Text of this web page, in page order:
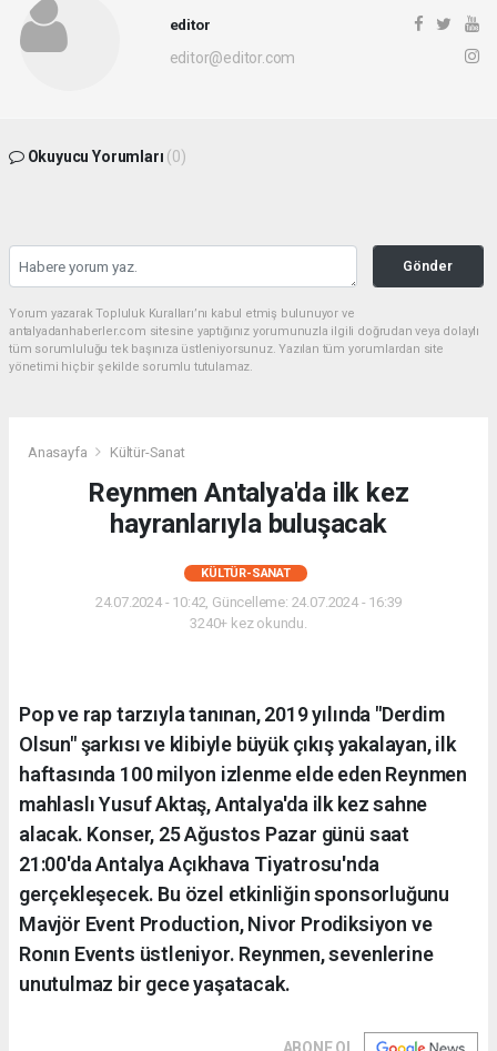
editor
editor@editor.com
Okuyucu Yorumları (0)
Gönder
Yorum yazarak Topluluk Kuralları’nı kabul etmiş bulunuyor ve
antalyadanhaberler.com sitesine yaptığınız yorumunuzla ilgili doğrudan veya dolaylı
tüm sorumluluğu tek başınıza üstleniyorsunuz. Yazılan tüm yorumlardan site
yönetimi hiçbir şekilde sorumlu tutulamaz.
Anasayfa Kültür-Sanat
Reynmen Antalya'da ilk kez
hayranlarıyla buluşacak
KÜLTÜR-SANAT
24.07.2024 - 10:42, Güncelleme: 24.07.2024 - 16:39
3240+ kez okundu.
Pop ve rap tarzıyla tanınan, 2019 yılında "Derdim
Olsun" şarkısı ve klibiyle büyük çıkış yakalayan, ilk
haftasında 100 milyon izlenme elde eden Reynmen
mahlaslı Yusuf Aktaş, Antalya'da ilk kez sahne
alacak. Konser, 25 Ağustos Pazar günü saat
21:00'da Antalya Açıkhava Tiyatrosu'nda
gerçekleşecek. Bu özel etkinliğin sponsorluğunu
Mavjör Event Production, Nivor Prodiksiyon ve
Ronın Events üstleniyor. Reynmen, sevenlerine
unutulmaz bir gece yaşatacak.